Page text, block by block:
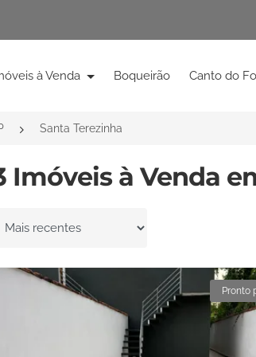
à Venda Boqueirão Canto do
Santa Terezinha
Imóveis à Venda
Ordenar por
Pronto